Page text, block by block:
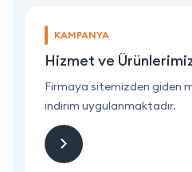
KAMPANYA
Hizmet ve
Firmaya sitemizden giden
indirim uygulanmaktadır.